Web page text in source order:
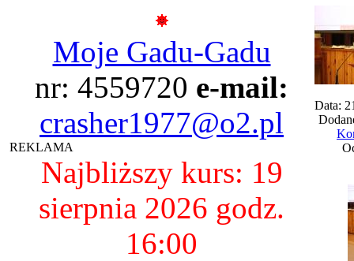
Moje Gadu-Gadu
nr: 4559720 e-mail:
crasher1977@o2.pl
REKLAMA
Najbliższy kurs: 19
sierpnia 2026 godz.
16:00
Data: